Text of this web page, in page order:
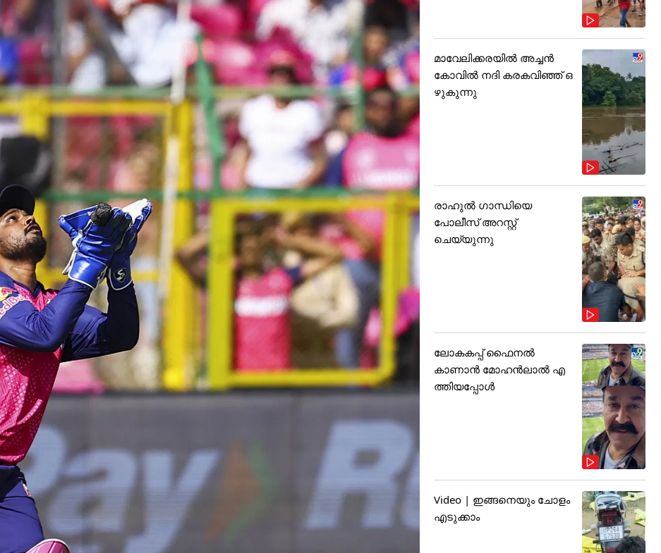
മാവേലിക്കരയിൽ അച്ചൻ
കോവിൽ നദി കരകവിഞ്ഞ് ഒ
ഴുകുന്നു
രാഹുൽ ഗാന്ധിയെ
പോലീസ് അറസ്റ്റ്
ചെയ്യുന്നു
ലോകകപ്പ് ഫൈനൽ
കാണാൻ മോഹൻലാൽ എ
ത്തിയപ്പോൾ
Video | ഇങ്ങനെയും ചോളം
എടുക്കാം